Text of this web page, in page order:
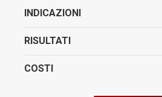
INDICAZIONI
RISULTATI
COSTI